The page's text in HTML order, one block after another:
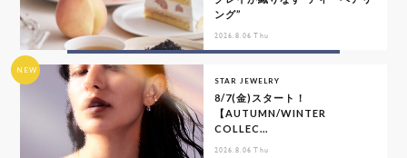
ング”
2026.8.06 Thu
NEW
STAR JEWELRY
8/7(金)スタート！
【AUTUMN/WINTER
COLLEC...
2026.8.06 Thu